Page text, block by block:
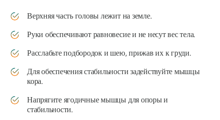
Верхняя часть головы лежит на земле.
Руки обеспечивают равновесие и не несут вес тела.
Расслабьте подбородок и шею, прижав их к груди.
Для обеспечения стабильности задействуйте мышцы
кора.
Напрягите ягодичные мышцы для опоры и
стабильности.